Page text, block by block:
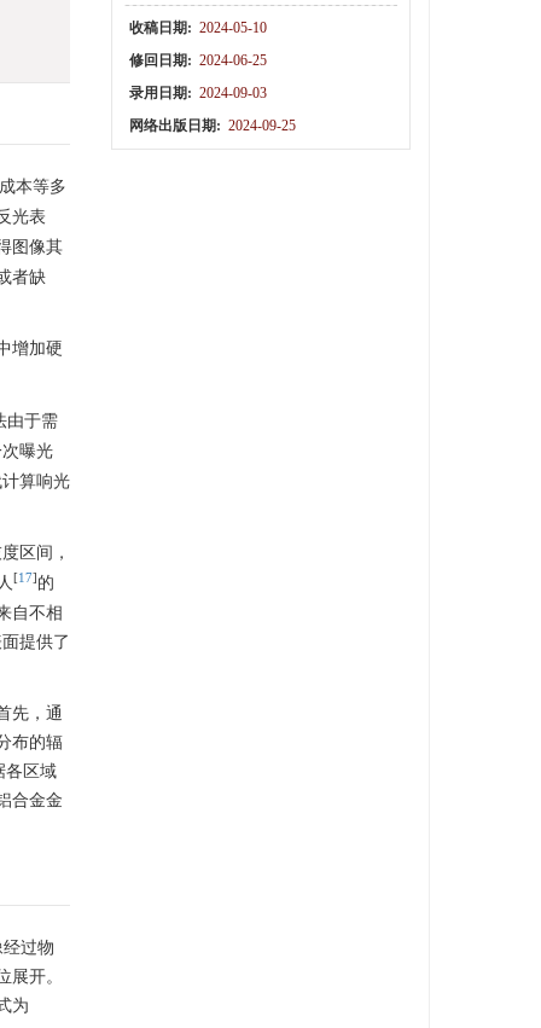
本等多
光表
图像其
者缺
增加硬
由于需
曝光
算响光
区间，
[17] 的
自不相
提供了
先，通
布的辐
各区域
合金金
过物
开。
为
收稿日期: 2024-05-10
修回日期: 2024-06-25
录用日期: 2024-09-03
网络出版日期: 2024-09-25